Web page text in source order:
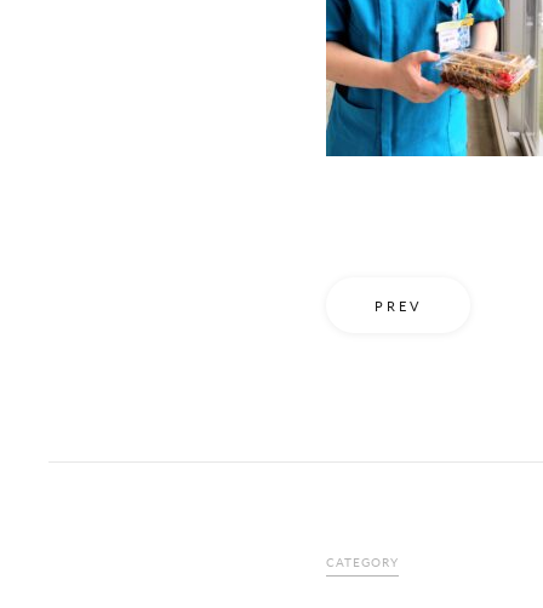
PREV
CATEGORY